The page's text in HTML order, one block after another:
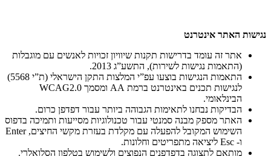
נגישות האתר אינטרנט
אתר זה עומד בדרישות תקנות שיוויון זכויות לאנשים עם מוגבלות
(התאמות נגישות לשירות), התשע”ג 2013.
התאמות הנגישות בוצעו עפ”י המלצות התקן הישראלי (ת”י 5568)
לנגישות תכנים באינטרנט ברמת AA ומסמך WCAG2.0
הבינלאומי.
הבדיקות נבחנו לתאימות הגבוהה ביותר עבור דפדפן כרום.
האתר מספק מבנה סמנטי עבור טכנולוגיות מסייעות ותמיכה בדפוס
השימוש המקובל להפעלה עם מקלדת בעזרת מקשי החיצים, Enter
ו- Esc ליציאה מתפריטים וחלונות.
מותאם לתצוגה בדפדפנים הנפוצים ולשימוש בטלפון הסלואלרי.